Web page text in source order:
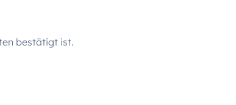
bestätigt ist.